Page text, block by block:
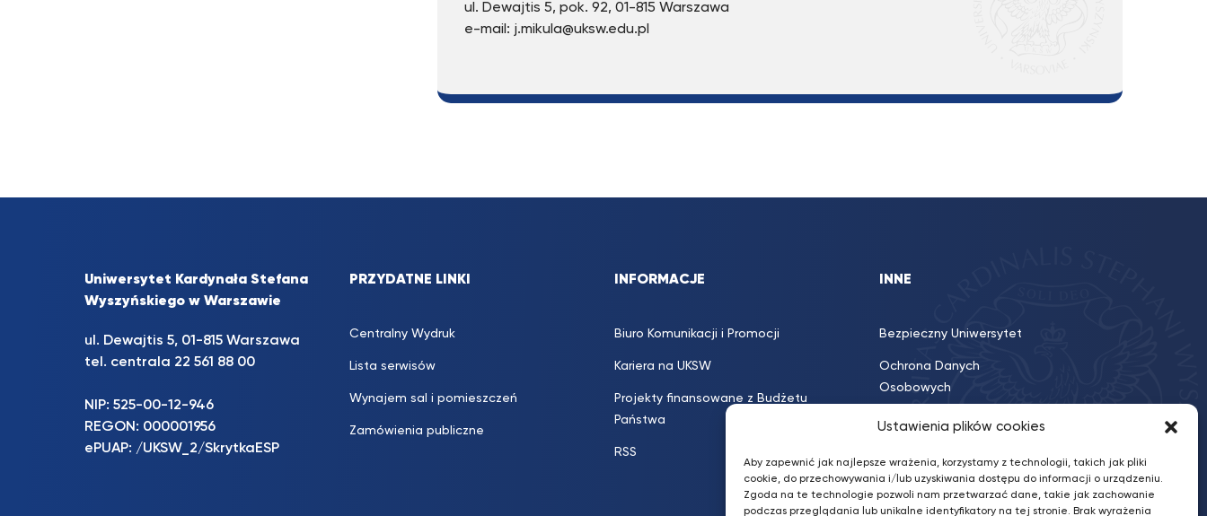
Ustawienia plików cookies
Aby zapewnić jak najlepsze wrażenia, korzystamy z technologii, takich jak pliki
cookie, do przechowywania i/lub uzyskiwania dostępu do informacji o urządzeniu.
Zgoda na te technologie pozwoli nam przetwarzać dane, takie jak zachowanie
podczas przeglądania lub unikalne identyfikatory na tej stronie. Brak wyrażenia
ul. Dewajtis 5, pok. 92, 01-815 Warszawa
e-mail: j.mikula@uksw.edu.pl
Uniwersytet Kardynała Stefana
Wyszyńskiego w Warszawie
ul. Dewajtis 5, 01-815 Warszawa
tel. centrala 22 561 88 00
NIP: 525-00-12-946
REGON: 000001956
ePUAP: /UKSW_2/SkrytkaESP
PRZYDATNE LINKI
Centralny Wydruk
Lista serwisów
Wynajem sal i pomieszczeń
Zamówienia publiczne
INFORMACJE
Biuro Komunikacji i Promocji
Kariera na UKSW
Projekty finansowane z Budżetu
Państwa
RSS
INNE
Bezpieczny Uniwersytet
Ochrona Danych
Osobowych
Poczta UKSW